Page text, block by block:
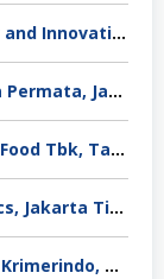
Satpam PT Paragon Technology and Innovation Jakarta
Legal Manager PT Yafindo Mega Permata, Jakarta Barat
Security PT Tiga Pilar Sejahtera Food Tbk, Tangerang
Legal Officer PT Puninar Logistics, Jakarta Timur
Legal Officer PT Lautan Natural Krimerindo, Mojokerto